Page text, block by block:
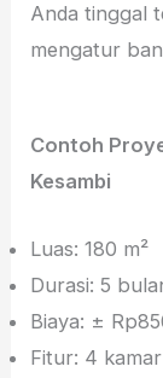
Anda tinggal
mengatur
Contoh
Kesambi
Luas: 180 m²
Durasi: 5
Biaya: ±
Fitur: 4